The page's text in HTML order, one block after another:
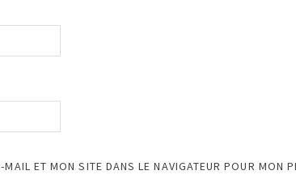
ET MON SITE DANS LE NAVIGATEUR POUR MON